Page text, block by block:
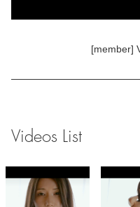
[member]
Videos List